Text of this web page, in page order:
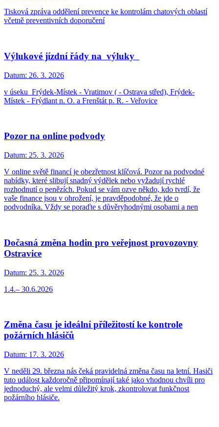
Tisková zpráva oddělení prevence ke kontrolám chatových oblastí
včetně preventivních doporučení
Výlukové jízdní řády na výluky
Datum: 26. 3. 2026
v úseku Frýdek-Místek - Vratimov ( - Ostrava střed), Frýdek-
Místek - Frýdlant n. O. a Frenštát p. R. - Veřovice
Pozor na online podvody
Datum: 25. 3. 2026
V online světě financí je obezřetnost klíčová. Pozor na podvodné
nabídky, které slibují snadný výdělek nebo vyžadují rychlé
rozhodnutí o penězích. Pokud se vám ozve někdo, kdo tvrdí, že
vaše finance jsou v ohrožení, je pravděpodobné, že jde o
podvodníka. Vždy se poraďte s důvěryhodnými osobami a nen
Dočasná změna hodin pro veřejnost provozovny
Ostravice
Datum: 25. 3. 2026
1.4.– 30.6.2026
Změna času je ideální příležitostí ke kontrole
požárních hlásičů
Datum: 17. 3. 2026
V neděli 29. března nás čeká pravidelná změna času na letní. Hasiči
tuto událost každoročně připomínají také jako vhodnou chvíli pro
jednoduchý, ale velmi důležitý krok, zkontrolovat funkčnost
požárního hlásiče.